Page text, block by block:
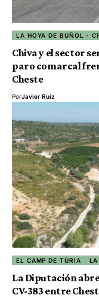
LA HOYA DE BUÑOL -
Chiva y el sector
paro comarcal
Cheste
PorJavier Ruiz
EL CAMP DE TÚRIA
La Diputación
CV-383 entre